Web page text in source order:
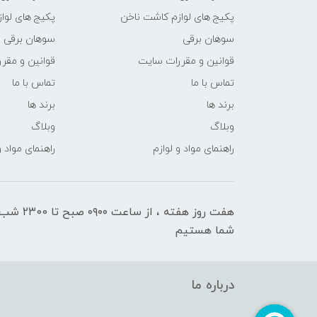
پکیج های لوازم کاشت ناخن
سوهان برقی
قوانین و مقررات سایت
تماس با ما
برند ها
وبلاگ
راهنمای مواد و لوازم
پکیج های
سوهان برقی
قوانین و
تماس با ما
برند ها
وبلاگ
راهنمای مواد
هفت روز
شما هستیم
درباره ما